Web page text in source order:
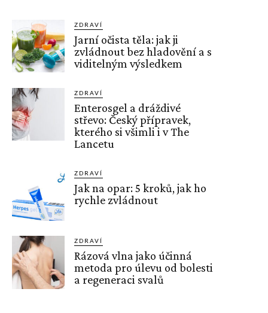
ZDRAVÍ
Jarní očista těla: jak ji
zvládnout bez hladovění a s
viditelným výsledkem
ZDRAVÍ
Enterosgel a dráždivé
střevo: Český přípravek,
kterého si všimli i v The
Lancetu
ZDRAVÍ
Jak na opar: 5 kroků, jak ho
rychle zvládnout
ZDRAVÍ
Rázová vlna jako účinná
metoda pro úlevu od bolesti
a regeneraci svalů